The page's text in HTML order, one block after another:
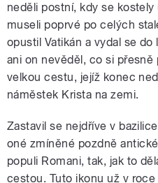
neděli postní, kdy se
museli poprvé po celých
opustil Vatikán a vydal se
ani on nevěděl, co si přesně
velkou cestu, jejíž konec
náměstek Krista na zemi.
Zastavil se nejdříve v
oné zmíněné pozdně
populi Romani, tak, jak to
cestou. Tuto ikonu už v